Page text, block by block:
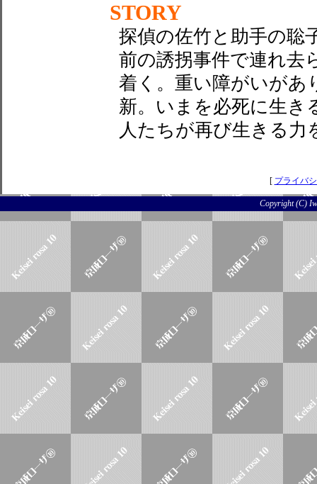
STORY
探偵の佐竹と助手の聡
前の誘拐事件で連れ去
着く。重い障がいがあ
新。いまを必死に生き
人たちが再び生きる力
[ プライバ
Copyright (C)